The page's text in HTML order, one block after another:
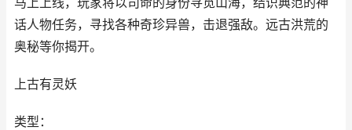
话人物任务，寻找各种奇珍异兽，击退强敌。远古洪荒的
奥秘等你揭开。
上古有灵妖
类型：